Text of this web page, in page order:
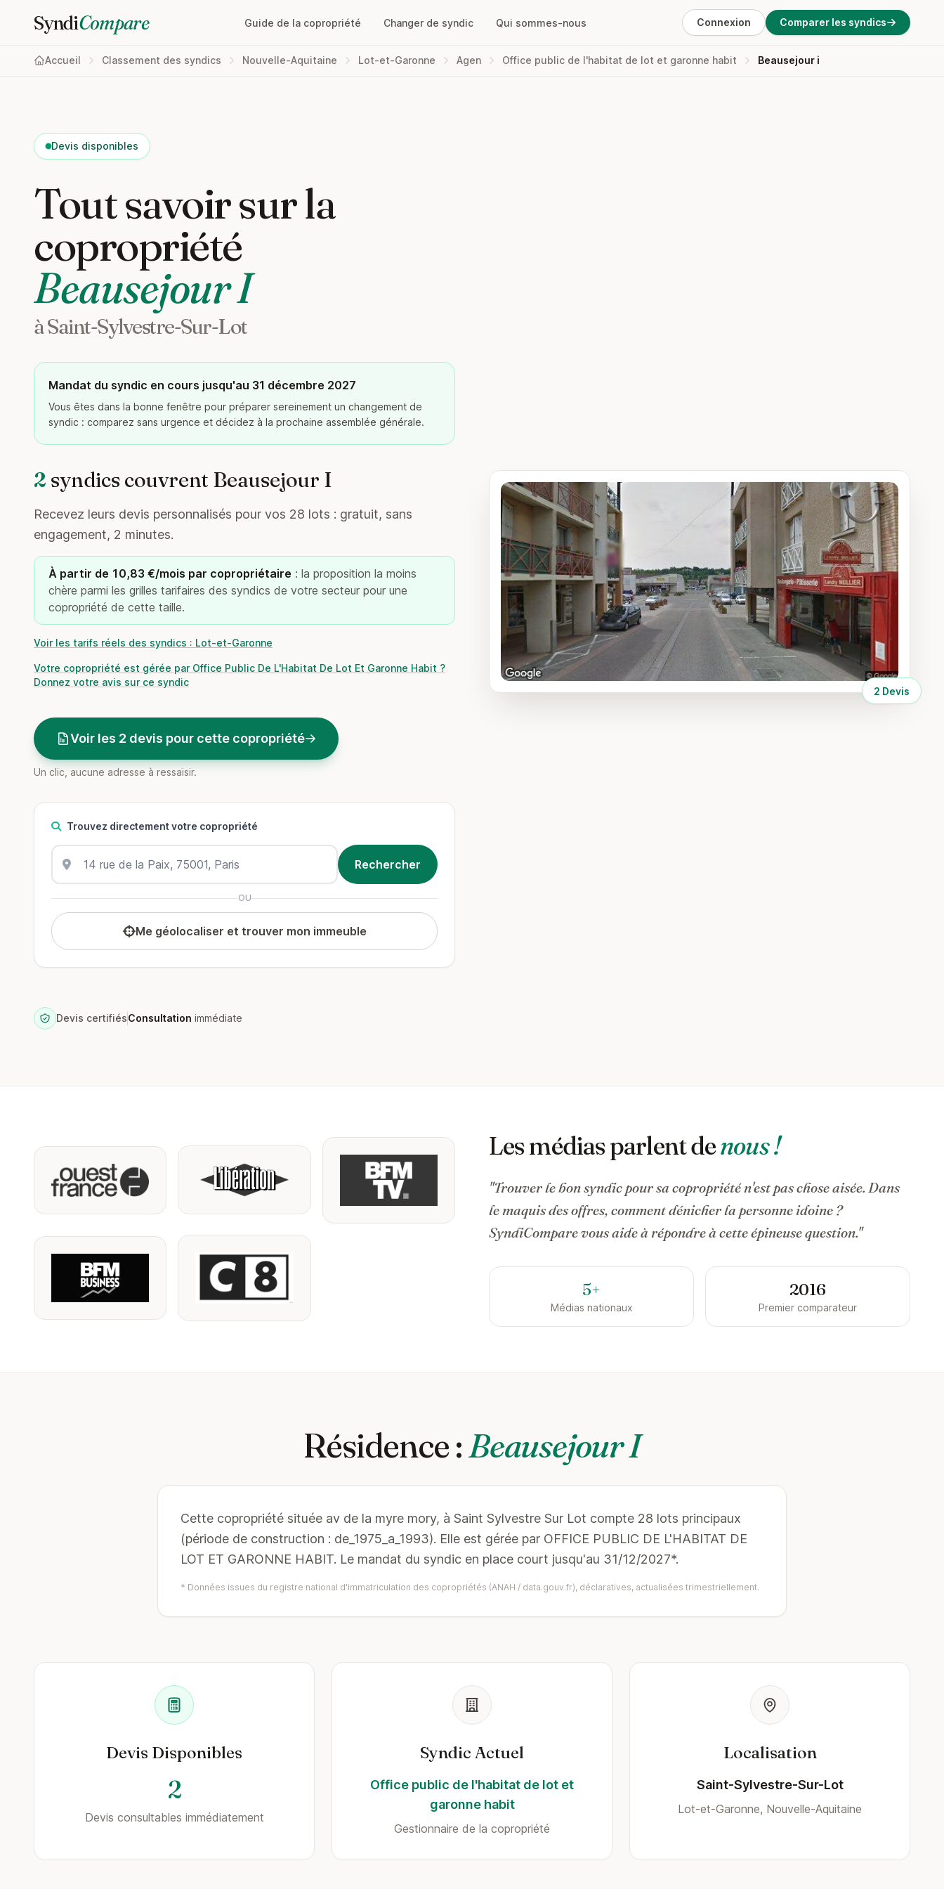
SyndiCompare Guide de la copropriété Changer de syndic Qui sommes-nous Connexion Comparer les syndics
Accueil Classement des syndics Nouvelle-Aquitaine Lot-et-Garonne Agen Office public de l'habitat de lot et garonne habit Beausejour i
Devis disponibles
Tout savoir sur la
copropriété
Beausejour I
à Saint-Sylvestre-Sur-Lot
Mandat du syndic en cours jusqu'au 31 décembre 2027
Vous êtes dans la bonne fenêtre pour préparer sereinement un changement de
syndic : comparez sans urgence et décidez à la prochaine assemblée générale.
2 syndics couvrent Beausejour I
Recevez leurs devis personnalisés pour vos 28 lots : gratuit, sans
engagement, 2 minutes.
À partir de 10,83 €/mois par copropriétaire : la proposition la moins
chère parmi les grilles tarifaires des syndics de votre secteur pour une
copropriété de cette taille.
Voir les tarifs réels des syndics : Lot-et-Garonne
Votre copropriété est gérée par Office Public De L'Habitat De Lot Et Garonne Habit ?
Donnez votre avis sur ce syndic
Voir les 2 devis pour cette copropriété
Un clic, aucune adresse à ressaisir.
Trouvez directement votre copropriété
OU
Me géolocaliser et trouver mon immeuble
Devis certifiésConsultation immédiate
2 Devis
Les médias parlent denous !
"Trouver le bon syndic pour sa copropriété n'est pas chose aisée. Dans
le maquis des offres, comment dénicher la personne idoine ?
SyndiCompare vous aide à répondre à cette épineuse question."
5+
Médias nationaux
2016
Premier comparateur
Résidence :Beausejour I
Cette copropriété située av de la myre mory, à Saint Sylvestre Sur Lot compte 28 lots principaux
(période de construction : de_1975_a_1993). Elle est gérée par OFFICE PUBLIC DE L'HABITAT DE
LOT ET GARONNE HABIT. Le mandat du syndic en place court jusqu'au 31/12/2027*.
* Données issues du registre national d'immatriculation des copropriétés (ANAH / data.gouv.fr), déclaratives, actualisées trimestriellement.
Devis Disponibles
2
Devis consultables immédiatement
Syndic Actuel
Office public de l'habitat de lot et
garonne habit
Gestionnaire de la copropriété
Localisation
Saint-Sylvestre-Sur-Lot
Lot-et-Garonne, Nouvelle-Aquitaine